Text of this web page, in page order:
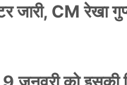
जारी, CM